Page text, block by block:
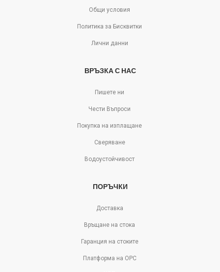
Общи условия
Политика за Бисквитки
Лични данни
ВРЪЗКА С НАС
Пишете ни
Чести Въпроси
Покупка на изплащане
Сверяване
Водоустойчивост
ПОРЪЧКИ
Доставка
Връщане на стока
Гаранция на стоките
Платформа на ОРС